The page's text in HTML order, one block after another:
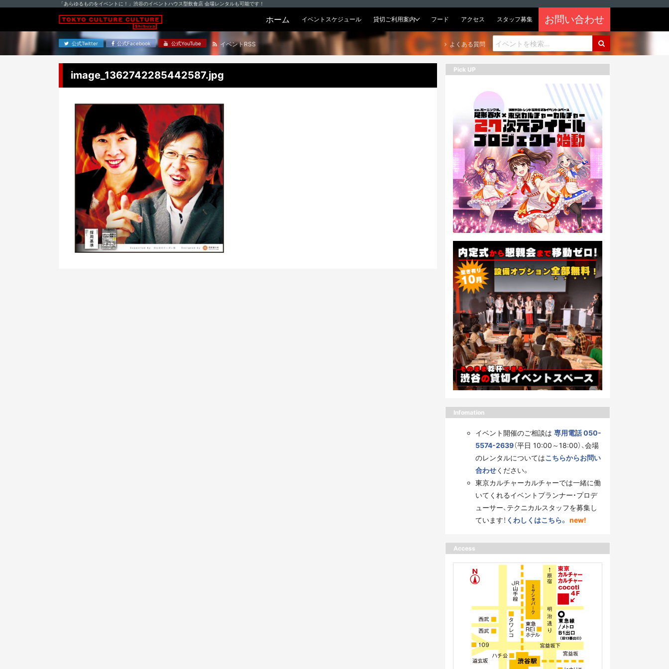
「あらゆるものをイベントに！」渋谷のイベントハウス型飲食店 会場レンタルも可能です！
ホーム イベントスケジュール 貸切ご利用案内 フード アクセス スタッフ募集 お問い合わせ
公式Twitter 公式Facebook 公式YouTube イベントRSS よくある質問
image_1362742285442587.jpg Pick UP
Infomation
イベント開催のご相談は 専用電話 050-
5574-2639（平日 10:00～18:00）、会場
のレンタルについてはこちらからお問い
合わせください。
東京カルチャーカルチャーでは一緒に働
いてくれるイベントプランナー・プロデ
ューサー、テクニカルスタッフを募集し
ています！ くわしくはこちら。 new!
Access